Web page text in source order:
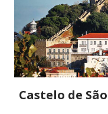
Castelo de